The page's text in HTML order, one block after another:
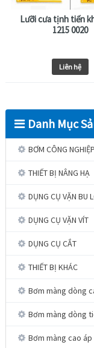
Lưỡi cưa tịnh tiến
1215 0020
Liên hệ
Danh Mục
BƠM CÔNG NGHIỆP
THIẾT BỊ NÂNG HẠ
DỤNG CỤ VẶN BU
DỤNG CỤ VẶN VÍT
DỤNG CỤ CẮT
THIẾT BỊ KHÁC
Bơm màng dòng
Bơm màng dòng
Bơm màng cao áp